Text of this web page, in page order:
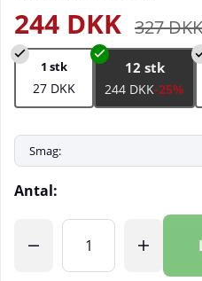
327DKK
244 DKK
1 stk
27 DKK
12 stk
244 DKK-25%
Antal: